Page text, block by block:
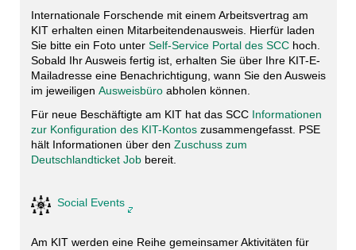
Internationale Forschende mit einem Arbeitsvertrag am
KIT erhalten einen Mitarbeitendenausweis. Hierfür laden
Sie bitte ein Foto unter Self-Service Portal des SCChoch.
Sobald Ihr Ausweis fertig ist, erhalten Sie über Ihre KIT-E-
Mailadresse eine Benachrichtigung, wann Sie den Ausweis
im jeweiligen Ausweisbüroabholen können.
Für neue Beschäftigte am KIT hat das SCC Informationen
zur Konfiguration des KIT-Kontoszusammengefasst. PSE
hält Informationen über den Zuschuss zum
Deutschlandticket Jobbereit.
Social Events
Am KIT werden eine Reihe gemeinsamer Aktivitäten für